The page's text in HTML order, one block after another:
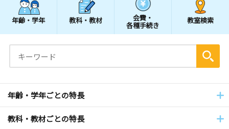
年齢・学年 教科・教材 会費・
各種手続き
教室検索
年齢・学年ごとの特長
教科・教材ごとの特長